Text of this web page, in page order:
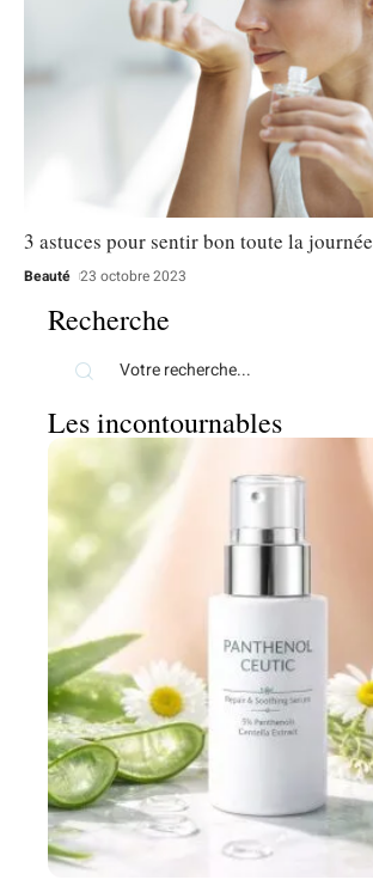
3 astuces pour sentir bon toute la journée
Beauté 23 octobre 2023
Recherche
Les incontournables